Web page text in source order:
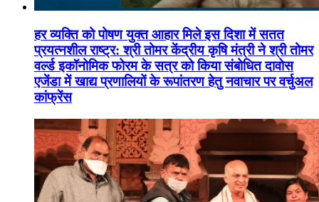
हर व्यक्ति को पोषण युक्त आहार मिले इस दिशा में सतत
प्रयत्नशील राष्ट्र: श्री तोमर केंद्रीय कृषि मंत्री ने श्री तोमर
वर्ल्ड इकॉनोमिक फोरम के सत्र को किया संबोधित दावोस
एजेंडा में खाद्य प्रणालियों के रूपांतरण हेतु नवाचार पर वर्चुअल
कांफ्रेंस